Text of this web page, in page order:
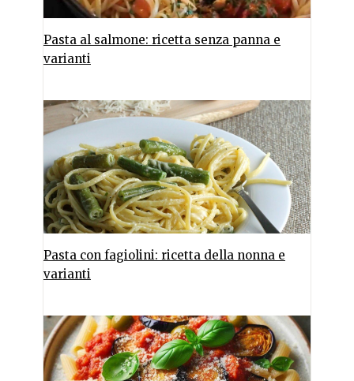
Pasta al salmone: ricetta senza panna e
varianti
Pasta con fagiolini: ricetta della nonna e
varianti